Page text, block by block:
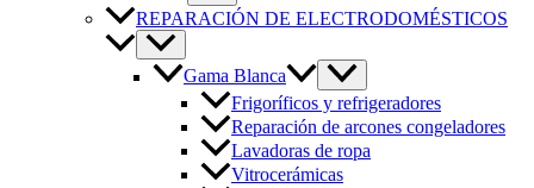
REPARACIÓN DE ELECTRODOMÉSTICOS
Gama Blanca
Frigoríficos y refrigeradores
Reparación de arcones congeladores
Lavadoras de ropa
Vitrocerámicas